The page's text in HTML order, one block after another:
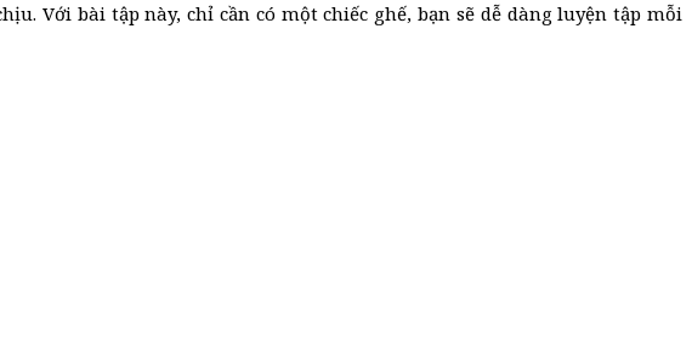
Với bài tập này, chỉ cần có một chiếc ghế, bạn sẽ dễ dàng luyện tập mỗi